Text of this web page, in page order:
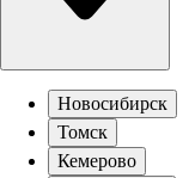
Новосибирск
Томск
Кемерово